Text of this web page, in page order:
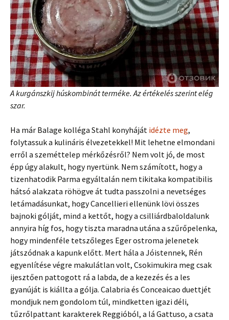
A kurgánszkij húskombinát terméke. Az értékelés szerint elég
szar.
Ha már Balage kolléga Stahl konyháját idézte meg,
folytassuk a kulináris élvezetekkel! Mit lehetne elmondani
erről a szeméttelep mérkőzésről? Nem volt jó, de most
épp úgy alakult, hogy nyertünk. Nem számított, hogy a
tizenhatodik Parma egyáltalán nem tikitaka kompatibilis
hátsó alakzata röhögve át tudta passzolni a nevetséges
letámadásunkat, hogy Cancellieri ellenünk lövi összes
bajnoki gólját, mind a kettőt, hogy a csilliárdbaloldalunk
annyira híg fos, hogy tiszta maradna utána a szűrőpelenka,
hogy mindenféle tetszőleges Eger ostroma jelenetek
játszódnak a kapunk előtt. Mert hála a Jóistennek, Rén
egyenlítése végre makulátlan volt, Csokimukira meg csak
ijesztően pattogott rá a labda, de a kezezés és a les
gyanúját is kiállta a gólja. Calabria és Conceaicao duettjét
mondjuk nem gondolom túl, mindketten igazi déli,
tűzrőlpattant karakterek Reggióból, a lá Gattuso, a csata